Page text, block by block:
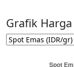
Grafik Harga